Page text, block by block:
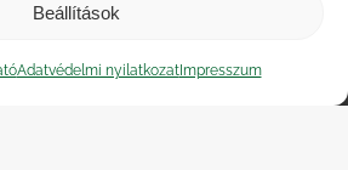
Beállítások
Adatvédelmi nyilatkozatImpresszum
| Adatvédelmi nyilatkozat
|